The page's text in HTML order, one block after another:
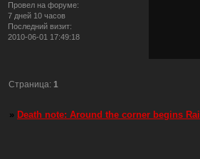
Провел на форуме:
7 дней 10 часов
Последний визит:
2010-06-01 17:49:18
Страница:1
» Death note: Around the corner begins Rai